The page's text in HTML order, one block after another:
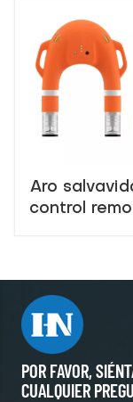
Aro
control
POR FAVOR,
CUALQUIER